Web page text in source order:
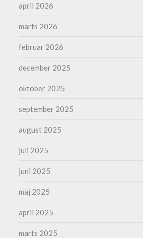
april 2026
marts 2026
februar 2026
december 2025
oktober 2025
september 2025
august 2025
juli 2025
juni 2025
maj 2025
april 2025
marts 2025